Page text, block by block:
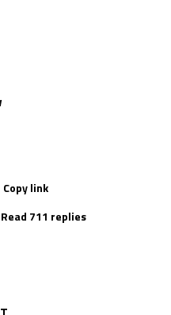
Copy link
Read 711 replies